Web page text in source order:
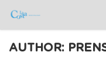
AUTHOR: